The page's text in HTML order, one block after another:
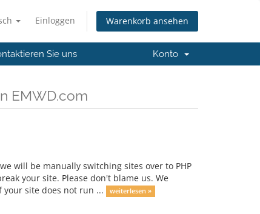
Einloggen Warenkorb ansehen
Sie uns Konto
EMWD.com
will be manually switching sites over to PHP
your site. Please don't blame us. We
your site does not run ...
weiterlesen »